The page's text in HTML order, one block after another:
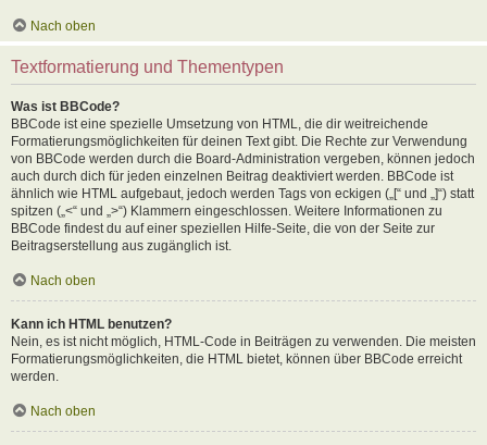
Nach oben
Textformatierung und Thementypen
Was ist BBCode?
BBCode ist eine spezielle Umsetzung von HTML, die dir weitreichende
Formatierungsmöglichkeiten für deinen Text gibt. Die Rechte zur Verwendung
von BBCode werden durch die Board-Administration vergeben, können jedoch
auch durch dich für jeden einzelnen Beitrag deaktiviert werden. BBCode ist
ähnlich wie HTML aufgebaut, jedoch werden Tags von eckigen („[“ und „]“) statt
spitzen („<“ und „>“) Klammern eingeschlossen. Weitere Informationen zu
BBCode findest du auf einer speziellen Hilfe-Seite, die von der Seite zur
Beitragserstellung aus zugänglich ist.
Nach oben
Kann ich HTML benutzen?
Nein, es ist nicht möglich, HTML-Code in Beiträgen zu verwenden. Die meisten
Formatierungsmöglichkeiten, die HTML bietet, können über BBCode erreicht
werden.
Nach oben